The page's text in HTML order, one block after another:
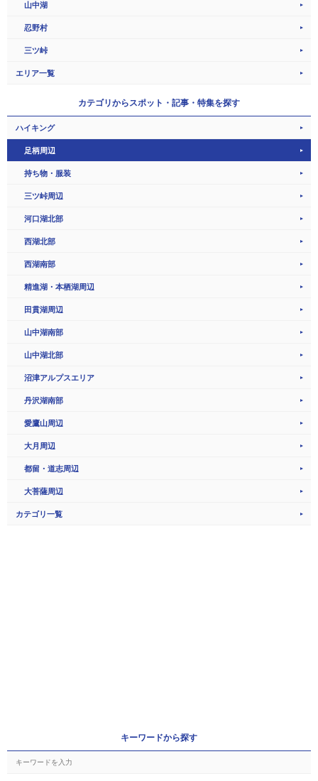
山中湖
忍野村
三ツ峠
エリア一覧
カテゴリからスポット・記事・特集を探す
ハイキング
足柄周辺
持ち物・服装
三ツ峠周辺
河口湖北部
西湖北部
西湖南部
精進湖・本栖湖周辺
田貫湖周辺
山中湖南部
山中湖北部
沼津アルプスエリア
丹沢湖南部
愛鷹山周辺
大月周辺
都留・道志周辺
大菩薩周辺
カテゴリ一覧
キーワードから探す